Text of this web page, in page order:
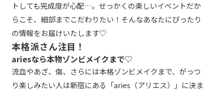
トしても完成度が心配…。せっかくの楽しいイベントだか
らこそ、細部までこだわりたい！そんなあなたにぴったり
の情報をお届けいたします♡
本格派さん注目！
ariesなら本物ゾンビメイクまで♡
流血やあざ、傷、さらには本格ゾンビメイクまで、がっつ
り楽しみたい人は新宿にある「aries（アリエス）」に決ま